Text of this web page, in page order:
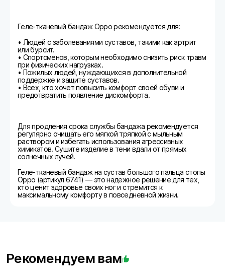
Геле-тканевый бандаж Oppo рекомендуется для:
• Людей с заболеваниями суставов, такими как артрит
или бурсит.
• Спортсменов, которым необходимо снизить риск травм
при физических нагрузках.
• Пожилых людей, нуждающихся в дополнительной
поддержке и защите суставов.
• Всех, кто хочет повысить комфорт своей обуви и
предотвратить появление дискомфорта.
Для продления срока службы бандажа рекомендуется
регулярно очищать его мягкой тряпкой с мыльным
раствором и избегать использования агрессивных
химикатов. Сушите изделие в тени вдали от прямых
солнечных лучей.
Геле-тканевый бандаж на сустав большого пальца стопы
Oppo (артикул 6741) — это надежное решение для тех,
кто ценит здоровье своих ног и стремится к
максимальному комфорту в повседневной жизни.
Рекомендуем вам